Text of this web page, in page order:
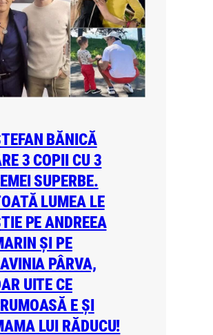
BĂNICĂ
3 COPII CU 3
SUPERBE.
LUMEA LE
PE ANDREEA
ȘI PE
PÂRVA,
UITE CE
E ȘI
LUI RĂDUCU!